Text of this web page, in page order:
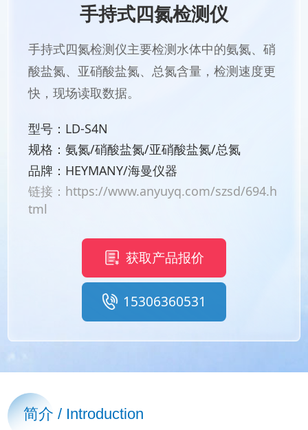
手持式四氮检测仪
手持式四氮检测仪主要检测水体中的氨氮、硝
酸盐氮、亚硝酸盐氮、总氮含量，检测速度更
快，现场读取数据。
型号：LD-S4N
规格：氨氮/硝酸盐氮/亚硝酸盐氮/总氮
品牌：HEYMANY/海曼仪器
链接： https://www.anyuyq.com/szsd/694.h
tml
获取产品报价
15306360531
简介 / Introduction